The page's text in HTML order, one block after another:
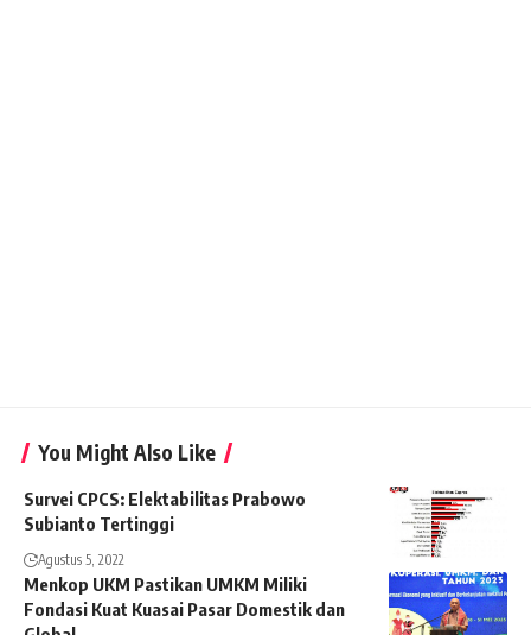
You Might Also Like
Survei CPCS: Elektabilitas Prabowo
Subianto Tertinggi
Agustus 5, 2022
Menkop UKM Pastikan UMKM Miliki
Fondasi Kuat Kuasai Pasar Domestik dan